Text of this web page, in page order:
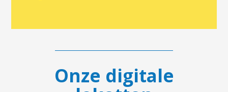
Onze digitale